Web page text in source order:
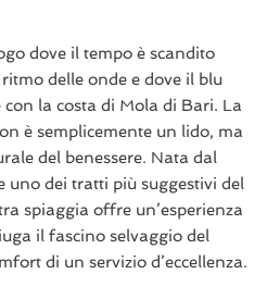
dove il tempo è scandito
delle onde e dove il blu
con la costa di Mola di Bari. La
è semplicemente un lido, ma
del benessere. Nata dal
uno dei tratti più suggestivi del
spiaggia offre un’esperienza
il fascino selvaggio del
di un servizio d’eccellenza.